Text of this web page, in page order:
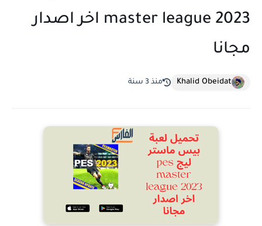
master league 2023 اخر اصدار
مجانا
Khalid Obeidat منذ 3 سنة